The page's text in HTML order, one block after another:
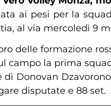
ai pesi per la
al via mercoledì 9
delle formazione
campo la prima
di Donovan
disputate e 88 set.